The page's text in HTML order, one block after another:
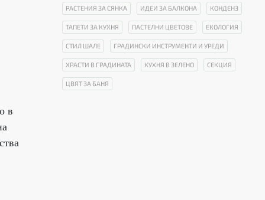
в
РАСТЕНИЯ ЗА СЯНКА ИДЕИ ЗА БАЛКОНА КОНДЕНЗ
ТАПЕТИ ЗА КУХНЯ ПАСТЕЛНИ ЦВЕТОВЕ ЕКОЛОГИЯ
СТИЛ ШАЛЕ ГРАДИНСКИ ИНСТРУМЕНТИ И УРЕДИ
ХРАСТИ В ГРАДИНАТА КУХНЯ В ЗЕЛЕНО СЕКЦИЯ
ЦВЯТ ЗА БАНЯ